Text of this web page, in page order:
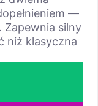
—
Zapewnia silny
niż klasyczna